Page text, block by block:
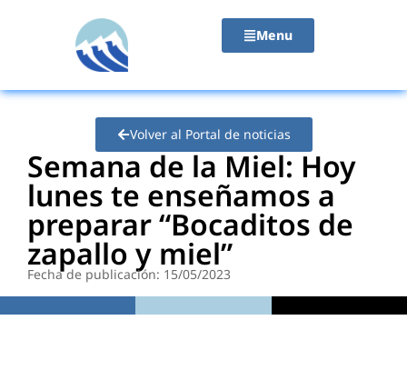
Menu
Volver al Portal de noticias
Semana de la Miel: Hoy
lunes te enseñamos a
preparar “Bocaditos de
zapallo y miel”
Fecha de publicación: 15/05/2023